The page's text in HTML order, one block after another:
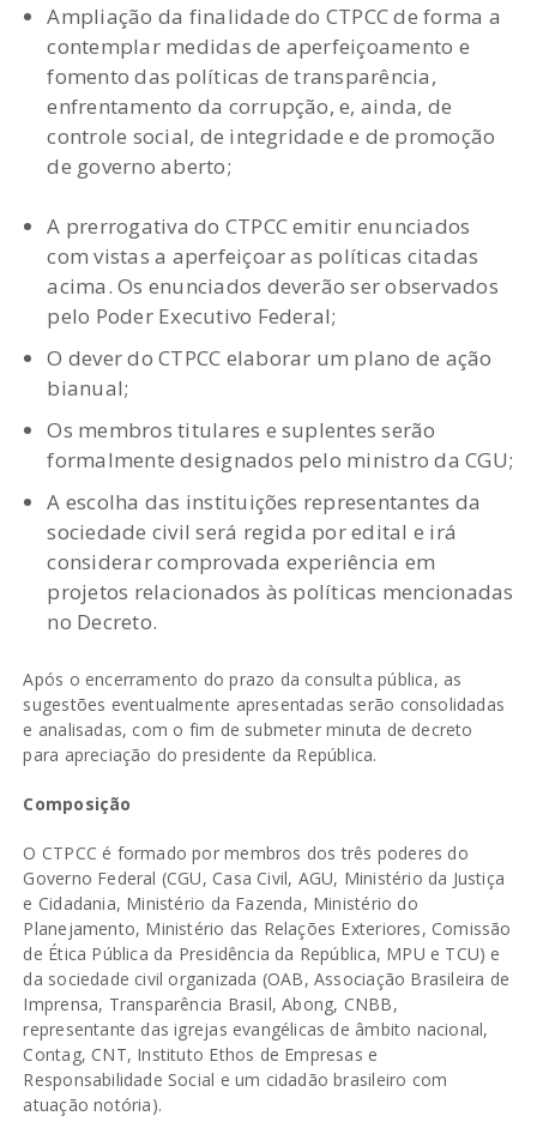
Ampliação da finalidade do CTPCC de forma a
contemplar medidas de aperfeiçoamento e
fomento das políticas de transparência,
enfrentamento da corrupção, e, ainda, de
controle social, de integridade e de promoção
de governo aberto;
A prerrogativa do CTPCC emitir enunciados
com vistas a aperfeiçoar as políticas citadas
acima. Os enunciados deverão ser observados
pelo Poder Executivo Federal;
O dever do CTPCC elaborar um plano de ação
bianual;
Os membros titulares e suplentes serão
formalmente designados pelo ministro da CGU;
A escolha das instituições representantes da
sociedade civil será regida por edital e irá
considerar comprovada experiência em
projetos relacionados às políticas mencionadas
no Decreto.
Após o encerramento do prazo da consulta pública, as
sugestões eventualmente apresentadas serão consolidadas
e analisadas, com o fim de submeter minuta de decreto
para apreciação do presidente da República.
Composição
O CTPCC é formado por membros dos três poderes do
Governo Federal (CGU, Casa Civil, AGU, Ministério da Justiça
e Cidadania, Ministério da Fazenda, Ministério do
Planejamento, Ministério das Relações Exteriores, Comissão
de Ética Pública da Presidência da República, MPU e TCU) e
da sociedade civil organizada (OAB, Associação Brasileira de
Imprensa, Transparência Brasil, Abong, CNBB,
representante das igrejas evangélicas de âmbito nacional,
Contag, CNT, Instituto Ethos de Empresas e
Responsabilidade Social e um cidadão brasileiro com
atuação notória).